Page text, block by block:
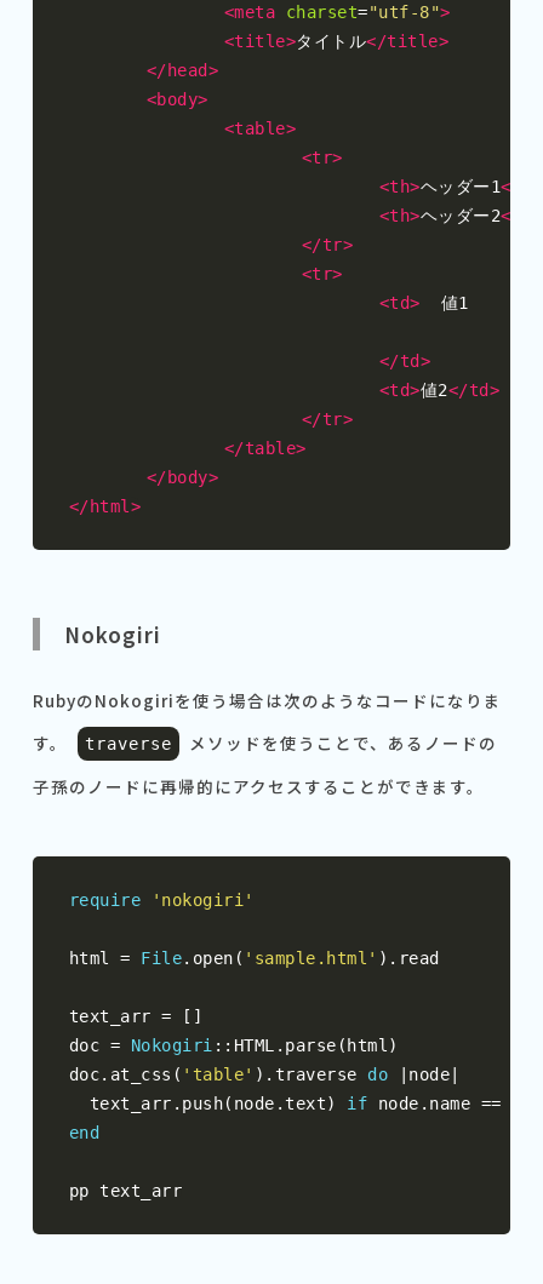
<meta
charset="utf-8">
<title>タイトル</title>
</head>
<body>
<table>
<tr>
<th>ヘッダー1</
<th>ヘッダー2</
</tr>
<tr>
<td>
  値1
</td>
<td>値2</td>
</tr>
</table>
</body>
</html>
Nokogiri
RubyのNokogiriを使う場合は次のようなコードになりま
す。
traverse
メソッドを使うことで、あるノードの
子孫のノードに再帰的にアクセスすることができます。
require 'nokogiri'
html = File. open ( 'sample.html' ). read
text_arr =
[]
doc = Nokogiri :: HTML . parse ( html )
doc. at_css ( 'table' ). traverse do node
  text_arr
. push( node .text) if node . name ==
end
pp text_arr